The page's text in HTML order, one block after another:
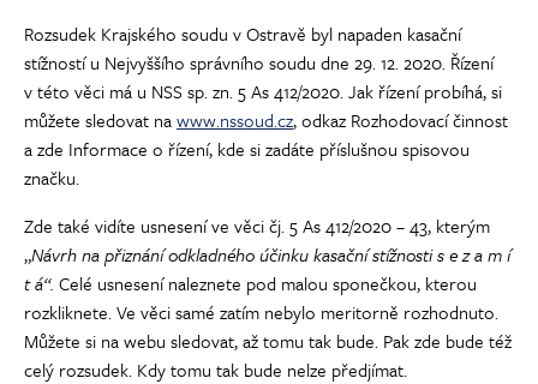
Rozsudek Krajského soudu v Ostravě byl napaden kasační
stížností u Nejvyššího správního soudu dne 29. 12. 2020. Řízení
v této věci má u NSS sp. zn. 5 As 412/2020. Jak řízení probíhá, si
můžete sledovat nawww.nssoud.cz, odkaz Rozhodovací činnost
a zde Informace o řízení, kde si zadáte příslušnou spisovou
značku.
Zde také vidíte usnesení ve věci čj. 5 As 412/2020 – 43, kterým
„Návrh na přiznání odkladného účinku kasační stížnostis e z a m í
t á“. Celé usnesení naleznete pod malou sponečkou, kterou
rozkliknete. Ve věci samé zatím nebylo meritorně rozhodnuto.
Můžete si na webu sledovat, až tomu tak bude. Pak zde bude též
celý rozsudek. Kdy tomu tak bude nelze předjímat.